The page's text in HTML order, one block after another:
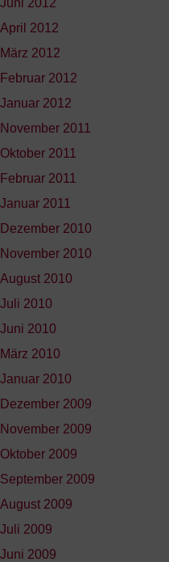
April 2012
März 2012
Februar 2012
Januar 2012
November 2011
Oktober 2011
Februar 2011
Januar 2011
Dezember 2010
November 2010
August 2010
Juli 2010
Juni 2010
März 2010
Januar 2010
Dezember 2009
November 2009
Oktober 2009
September 2009
August 2009
Juli 2009
Juni 2009